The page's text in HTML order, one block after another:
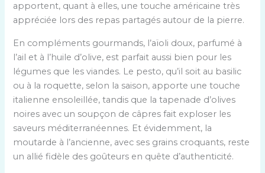
apportent, quant à elles, une touche américaine très
appréciée lors des repas partagés autour de la pierre.
En compléments gourmands, l’aïoli doux, parfumé à
l’ail et à l’huile d’olive, est parfait aussi bien pour les
légumes que les viandes. Le pesto, qu’il soit au basilic
ou à la roquette, selon la saison, apporte une touche
italienne ensoleillée, tandis que la tapenade d’olives
noires avec un soupçon de câpres fait exploser les
saveurs méditerranéennes. Et évidemment, la
moutarde à l’ancienne, avec ses grains croquants, reste
un allié fidèle des goûteurs en quête d’authenticité.